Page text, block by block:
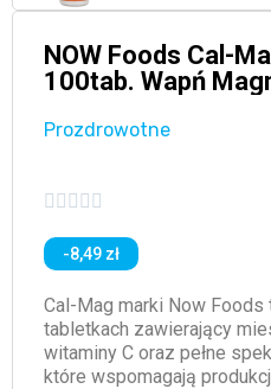
NOW Foods Cal-
100tab. Wapń
Prozdrowotne
    
-8,49 zł
Cal-Mag marki Now
tabletkach zawierający
witaminy C oraz pełne
które wspomagają